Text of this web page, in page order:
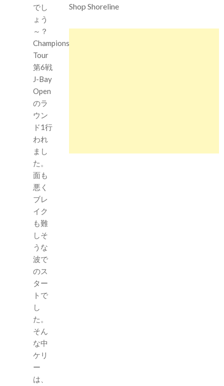
でし
ょう
～？
Championship
Tour
第6戦
J-Bay
Open
のラ
ウン
ド1行
われ
まし
た。
面も
悪く
ブレ
イク
も難
しそ
うな
波で
のス
ター
トで
し
た。
そん
な中
ケリ
ー
は、
Shop Shoreline